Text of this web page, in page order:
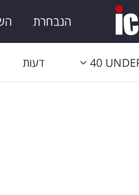
הנבחרת
40 דעות